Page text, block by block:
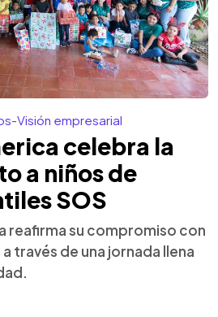
-Visión empresarial
celebra la
a niños de
SOS
reafirma su compromiso con
través de una jornada llena